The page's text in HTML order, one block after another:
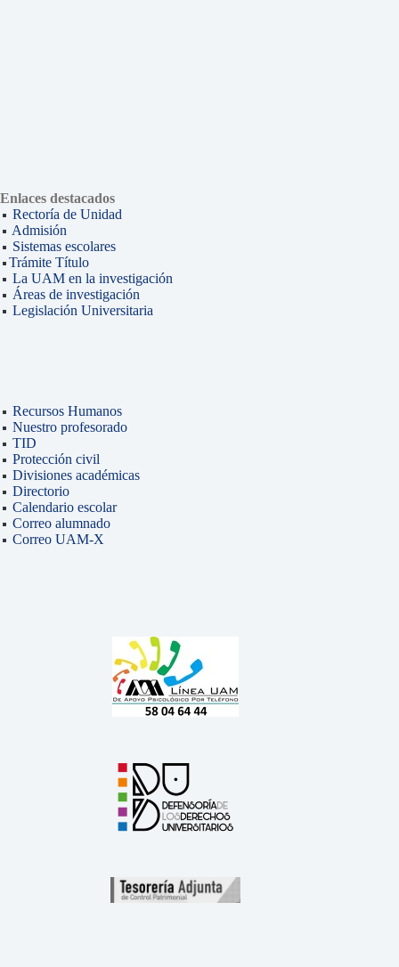
Enlaces destacados
Rectoría de Unidad
Admisión
Sistemas escolares
Trámite Título
La UAM en la investigación
Áreas de investigación
Legislación Universitaria
Recursos Humanos
Nuestro profesorado
TID
Protección civil
Divisiones académicas
Directorio
Calendario escolar
Correo alumnado
Correo UAM-X